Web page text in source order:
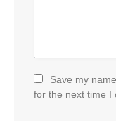
Save my
for the next time I